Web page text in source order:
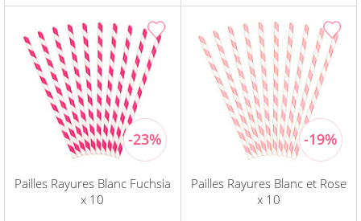
Pailles Rayures Blanc Fuchsia
x 10
Pailles Rayures Blanc et Rose
x 10